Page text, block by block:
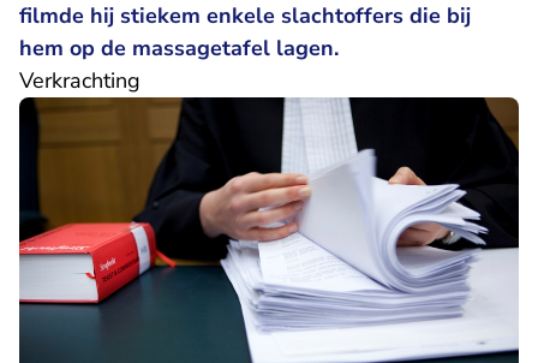
filmde hij stiekem enkele slachtoffers die bij
hem op de massagetafel lagen.
Verkrachting